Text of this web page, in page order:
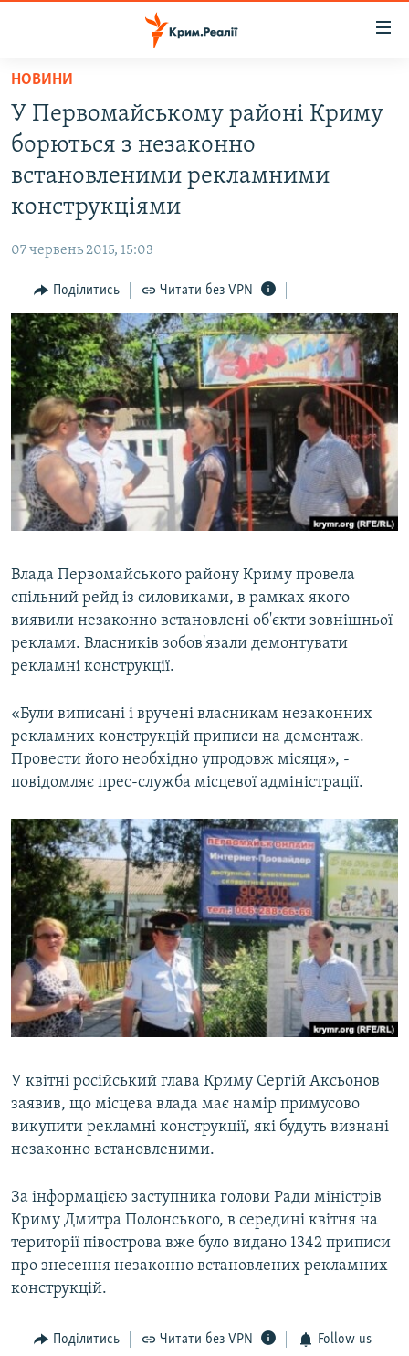
Перейти
основного
матеріалу
Перейти
до
основної
Перейти
пошуку
ВОДА.КРИМ
ВІДЕО ТА ФОТО
ПОГЛЯД
ІНТЕРВ'Ю
ВСЕ ЗА ДЕНЬ
СПЕЦПРОЕКТИ
ДЕПОРТАЦІЯ
ВІДЕОУРОКИ «ELIFBE»
СВІДЧЕННЯ ОКУПАЦІЇ
УКРАЇНСЬКА ПРОБЛЕМА КРИМУ
ІНФОГРАФІКА
ЯК ОБІЙТИ БЛОКУВАННЯ
Русский
Qırımtatar
ДОЛУЧАЙСЯ!
Усі сайти RFE/RL
НОВИНИ
У Первомайському районі Криму
борються з незаконно
встановленими рекламними
конструкціями
07 червень 2015, 15:03
Поділитись Читати без VPN
Влада Первомайського району Криму провела
спільний рейд із силовиками, в рамках якого
виявили незаконно встановлені об'єкти зовнішньої
реклами. Власників зобов'язали демонтувати
рекламні конструкції.
«Були виписані і вручені власникам незаконних
рекламних конструкцій приписи на демонтаж.
Провести його необхідно упродовж місяця», -
повідомляє прес-служба місцевої адміністрації.
У квітні російський глава Криму Сергій Аксьонов
заявив, що місцева влада має намір примусово
викупити рекламні конструкції, які будуть визнані
незаконно встановленими.
За інформацією заступника голови Ради міністрів
Криму Дмитра Полонського, в середині квітня на
території півострова вже було видано 1342 приписи
про знесення незаконно встановлених рекламних
конструкцій.​
Поділитись Читати без VPN Follow us